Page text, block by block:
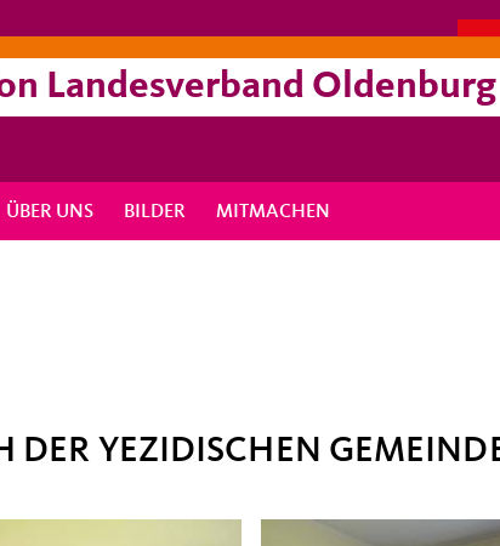
Landesverband Oldenburg
ÜBER UNS BILDER MITMACHEN
DER YEZIDISCHEN